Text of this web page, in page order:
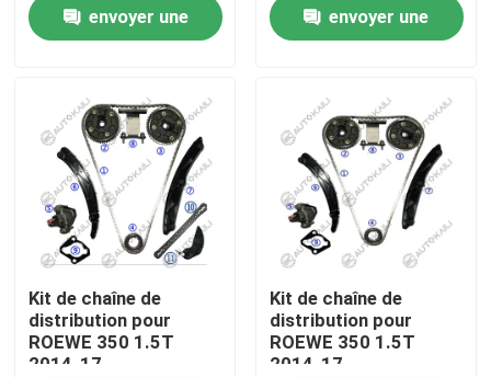
Vidéos
À propos de nous
Visite de l'usine
Contrôle de la qualité
envoyer une
envoyer une
Kit de chaîne de
distribution pour
ROEWE 350 1.5T
2014-17
Kit de chaîne de
distribution pour
ROEWE 350 1.5T
2014-17